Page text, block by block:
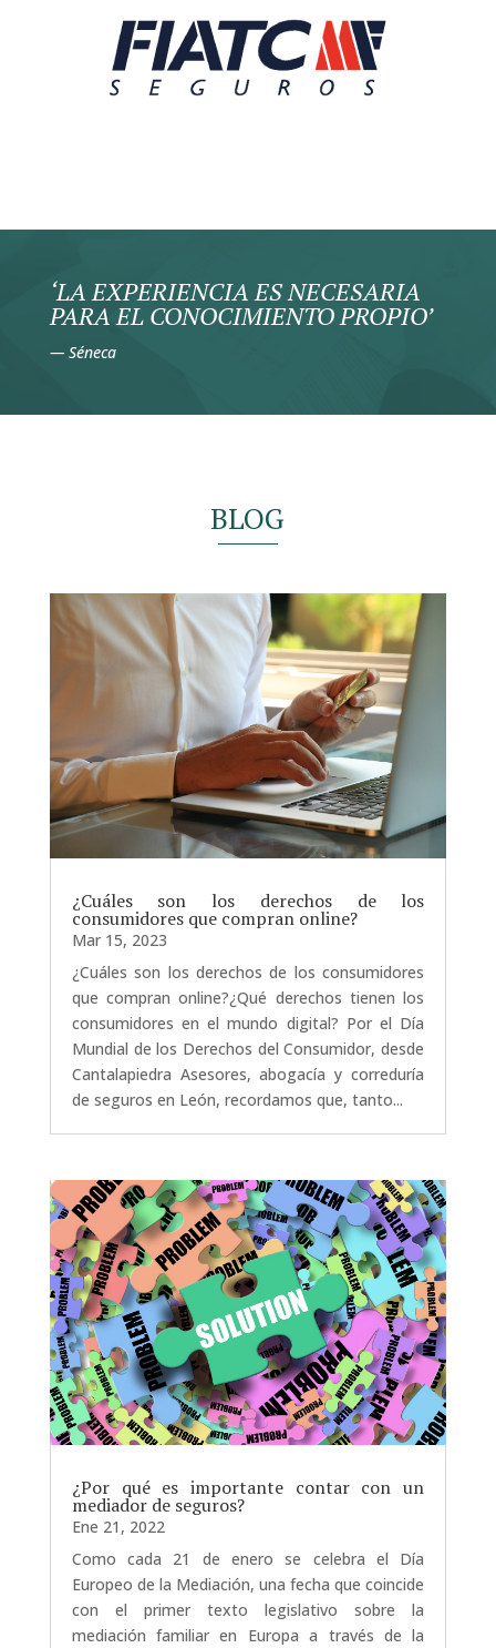
‘LA EXPERIENCIA ES NECESARIA
PARA EL CONOCIMIENTO PROPIO’
— Séneca
BLOG
¿Cuáles son los derechos de los
consumidores que compran online?
Mar 15, 2023
¿Cuáles son los derechos de los consumidores
que compran online?¿Qué derechos tienen los
consumidores en el mundo digital? Por el Día
Mundial de los Derechos del Consumidor, desde
Cantalapiedra Asesores, abogacía y correduría
de seguros en León, recordamos que, tanto...
¿Por qué es importante contar con un
mediador de seguros?
Ene 21, 2022
Como cada 21 de enero se celebra el Día
Europeo de la Mediación, una fecha que coincide
con el primer texto legislativo sobre la
mediación familiar en Europa a través de la